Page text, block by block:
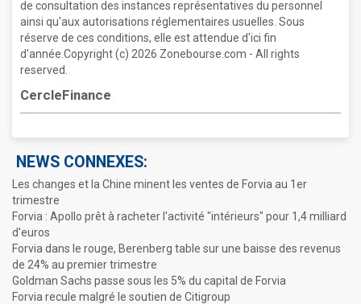
de consultation des instances représentatives du personnel
ainsi qu'aux autorisations réglementaires usuelles. Sous
réserve de ces conditions, elle est attendue d'ici fin
d'année.Copyright (c) 2026 Zonebourse.com - All rights
reserved.
CercleFinance
NEWS CONNEXES:
Les changes et la Chine minent les ventes de Forvia au 1er
trimestre
Forvia : Apollo prêt à racheter l'activité "intérieurs" pour 1,4 milliard
d'euros
Forvia dans le rouge, Berenberg table sur une baisse des revenus
de 24% au premier trimestre
Goldman Sachs passe sous les 5% du capital de Forvia
Forvia recule malgré le soutien de Citigroup